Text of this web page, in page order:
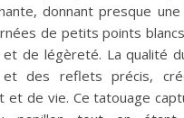
donnant presque
de petits points
de légèreté. La qualité
et des reflets précis,
et de vie. Ce tatouage